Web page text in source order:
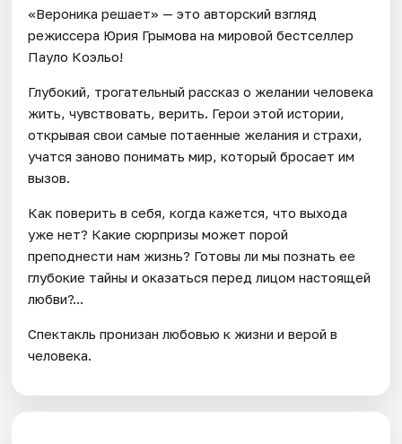
«Вероника решает» — это авторский взгляд
режиссера Юрия Грымова на мировой бестселлер
Пауло Коэльо!
Глубокий, трогательный рассказ о желании человека
жить, чувствовать, верить. Герои этой истории,
открывая свои самые потаенные желания и страхи,
учатся заново понимать мир, который бросает им
вызов.
Как поверить в себя, когда кажется, что выхода
уже нет? Какие сюрпризы может порой
преподнести нам жизнь? Готовы ли мы познать ее
глубокие тайны и оказаться перед лицом настоящей
любви?...
Спектакль пронизан любовью к жизни и верой в
человека.